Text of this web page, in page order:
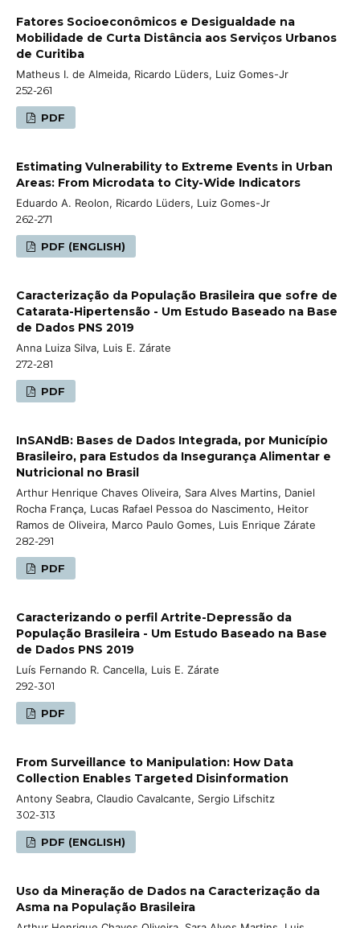
Fatores Socioeconômicos e Desigualdade na
Mobilidade de Curta Distância aos Serviços Urbanos
de Curitiba
Matheus I. de Almeida, Ricardo Lüders, Luiz Gomes-Jr
252-261
PDF
Estimating Vulnerability to Extreme Events in Urban
Areas: From Microdata to City-Wide Indicators
Eduardo A. Reolon, Ricardo Lüders, Luiz Gomes-Jr
262-271
PDF (ENGLISH)
Caracterização da População Brasileira que sofre de
Catarata-Hipertensão - Um Estudo Baseado na Base
de Dados PNS 2019
Anna Luiza Silva, Luis E. Zárate
272-281
PDF
InSANdB: Bases de Dados Integrada, por Município
Brasileiro, para Estudos da Insegurança Alimentar e
Nutricional no Brasil
Arthur Henrique Chaves Oliveira, Sara Alves Martins, Daniel
Rocha França, Lucas Rafael Pessoa do Nascimento, Heitor
Ramos de Oliveira, Marco Paulo Gomes, Luis Enrique Zárate
282-291
PDF
Caracterizando o perfil Artrite-Depressão da
População Brasileira - Um Estudo Baseado na Base
de Dados PNS 2019
Luís Fernando R. Cancella, Luis E. Zárate
292-301
PDF
From Surveillance to Manipulation: How Data
Collection Enables Targeted Disinformation
Antony Seabra, Claudio Cavalcante, Sergio Lifschitz
302-313
PDF (ENGLISH)
Uso da Mineração de Dados na Caracterização da
Asma na População Brasileira